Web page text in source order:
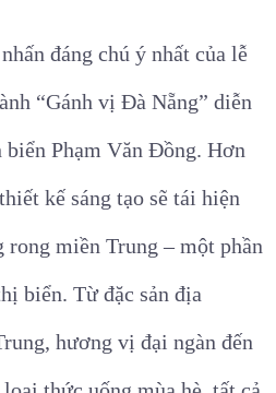
đáng chú ý nhất của lễ
“Gánh vị Đà Nẵng” diễn
biển Phạm Văn Đồng. Hơn
kế sáng tạo sẽ tái hiện
rong miền Trung – một phần
biển. Từ đặc sản địa
hương vị đại ngàn đến